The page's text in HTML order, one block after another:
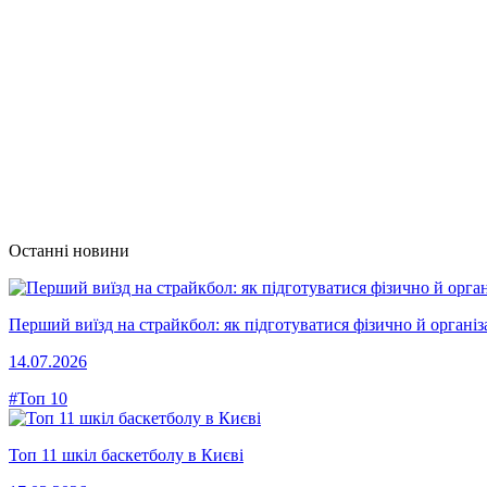
Останні новини
Перший виїзд на страйкбол: як підготуватися фізично й
14.07.2026
#Топ 10
Топ 11 шкіл баскетболу в Києві